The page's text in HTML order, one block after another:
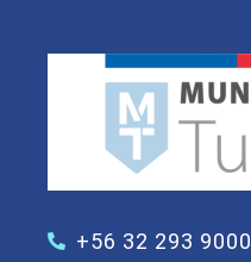
+56 32 293 9000